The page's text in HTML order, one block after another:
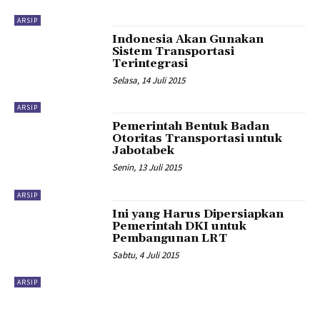
ARSIP
ARSIP
Indonesia Akan Gunakan
Sistem Transportasi
Terintegrasi
Selasa, 14 Juli 2015
ARSIP
Pemerintah Bentuk Badan
Otoritas Transportasi untuk
Jabotabek
Senin, 13 Juli 2015
ARSIP
Ini yang Harus Dipersiapkan
Pemerintah DKI untuk
Pembangunan LRT
Sabtu, 4 Juli 2015